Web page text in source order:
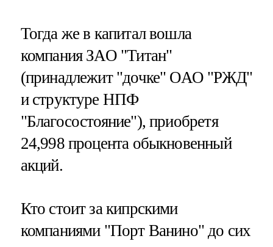
Тогда же в капитал вошла
компания ЗАО "Титан"
(принадлежит "дочке" ОАО "РЖД"
и структуре НПФ
"Благосостояние"), приобретя
24,998 процента обыкновенный
акций.
Кто стоит за кипрскими
компаниями "Порт Ванино" до сих